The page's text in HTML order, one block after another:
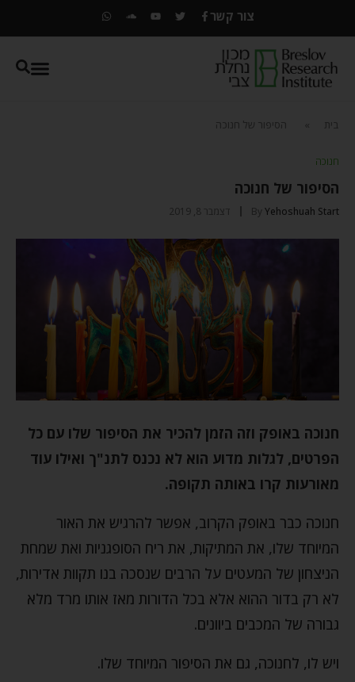
צור קשר
בית הסיפור של חנוכה
חנוכה
הסיפור של חנוכה
By Yehoshuah Start דצמבר 8, 2019
חנוכה באופק וזה הזמן להכיר את הסיפור שלו עם כל
הפרטים, לגלות מדוע הוא לא נכנס לתנ"ך ואילו עוד
מאורעות קרו באותה תקופה.
חנוכה כבר באופק הקרוב, אפשר להרגיש את האור
המיוחד שלו, את המתיקות, את ריח הסופגניות ואת שמחת
הניצחון של המעטים על הרבים שנסכה בנו תקוות אדירות,
לא רק בדור ההוא אלא בכל הדורות מאז אותו מרד מלא
גבורה של המכבים ביוונים.
ויש לו, לחנוכה, גם את הסיפור המיוחד שלו.